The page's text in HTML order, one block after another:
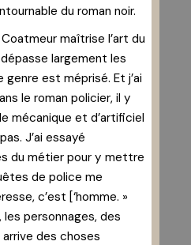
du roman noir.
maîtrise l’art du
largement les
genre est méprisé. Et j’ai
le roman policier, il y
mécanique et d’artificiel
J’ai essayé
du métier pour y mettre
de police me
c’est [‘homme. »
personnages, des
arrive des choses